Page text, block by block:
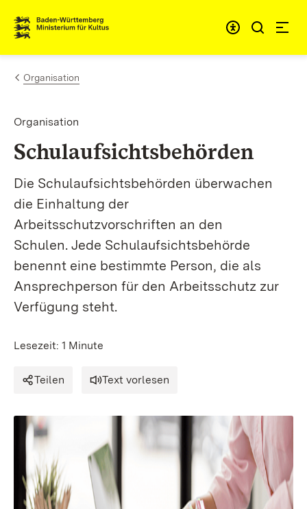
Zum Inhalt springen
Link zur Startseite
Organisation
Organisation
Schulaufsichtsbehörden
Die Schulaufsichtsbehörden überwachen
die Einhaltung der
Arbeitsschutzvorschriften an den
Schulen. Jede Schulaufsichtsbehörde
benennt eine bestimmte Person, die als
Ansprechperson für den Arbeitsschutz zur
Verfügung steht.
Lesezeit: 1 Minute
Teilen Text vorlesen